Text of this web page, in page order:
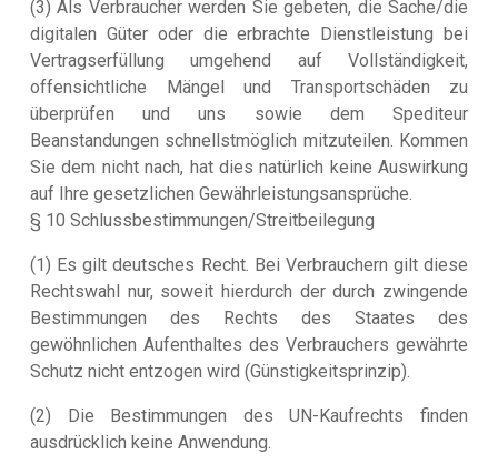
(3) Als Verbraucher werden Sie gebeten, die Sache/die
digitalen Güter oder die erbrachte Dienstleistung bei
Vertragserfüllung umgehend auf Vollständigkeit,
offensichtliche Mängel und Transportschäden zu
überprüfen und uns sowie dem Spediteur
Beanstandungen schnellstmöglich mitzuteilen. Kommen
Sie dem nicht nach, hat dies natürlich keine Auswirkung
auf Ihre gesetzlichen Gewährleistungsansprüche.
§ 10 Schlussbestimmungen/Streitbeilegung
(1) Es gilt deutsches Recht. Bei Verbrauchern gilt diese
Rechtswahl nur, soweit hierdurch der durch zwingende
Bestimmungen des Rechts des Staates des
gewöhnlichen Aufenthaltes des Verbrauchers gewährte
Schutz nicht entzogen wird (Günstigkeitsprinzip).
(2) Die Bestimmungen des UN-Kaufrechts finden
ausdrücklich keine Anwendung.